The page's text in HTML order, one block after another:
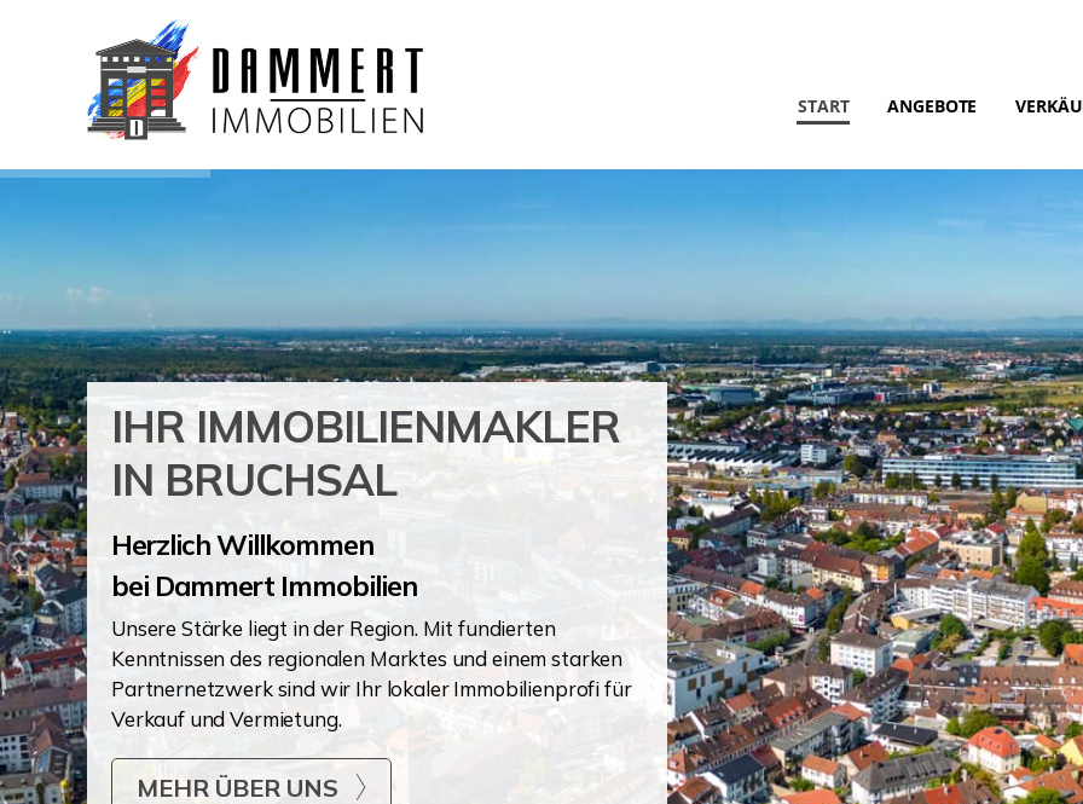
START ANGEBOTE
IHR IMMOBILIENMAKLER
IN BRUCHSAL
Herzlich Willkommen
bei Dammert Immobilien
Unsere Stärke liegt in der Region. Mit fundierten
Kenntnissen des regionalen Marktes und einem starken
Partnernetzwerk sind wir Ihr lokaler Immobilienprofi für
Verkauf und Vermietung.
MEHR ÜBER UNS